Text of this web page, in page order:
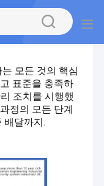
모든 것의 핵심
표준을 충족하
조치를 시행했
정의 모든 단계
배달까지.